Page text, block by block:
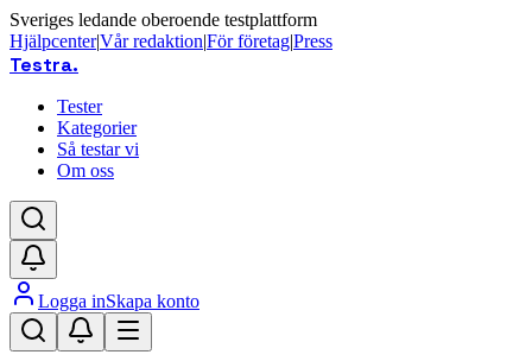
Sveriges ledande oberoende testplattform
Hjälpcenter|Vår redaktion|För företag|Press
Testra.
Tester
Kategorier
Så testar vi
Om oss
Logga inSkapa konto